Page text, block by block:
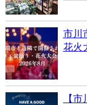
市川
花火
【